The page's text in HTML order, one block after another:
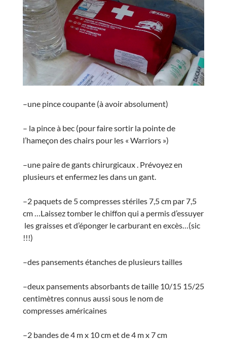
–une pince coupante (à avoir absolument)
– la pince à bec (pour faire sortir la pointe de
l’hameçon des chairs pour les « Warriors »)
–une paire de gants chirurgicaux . Prévoyez en
plusieurs et enfermez les dans un gant.
–2 paquets de 5 compresses stériles 7,5 cm par 7,5
cm …Laissez tomber le chiffon qui a permis d’essuyer
les graisses et d’éponger le carburant en excès…(sic
!!!)
–des pansements étanches de plusieurs tailles
–deux pansements absorbants de taille 10/15 15/25
centimètres connus aussi sous le nom de
compresses américaines
–2 bandes de 4 m x 10 cm et de 4 m x 7 cm